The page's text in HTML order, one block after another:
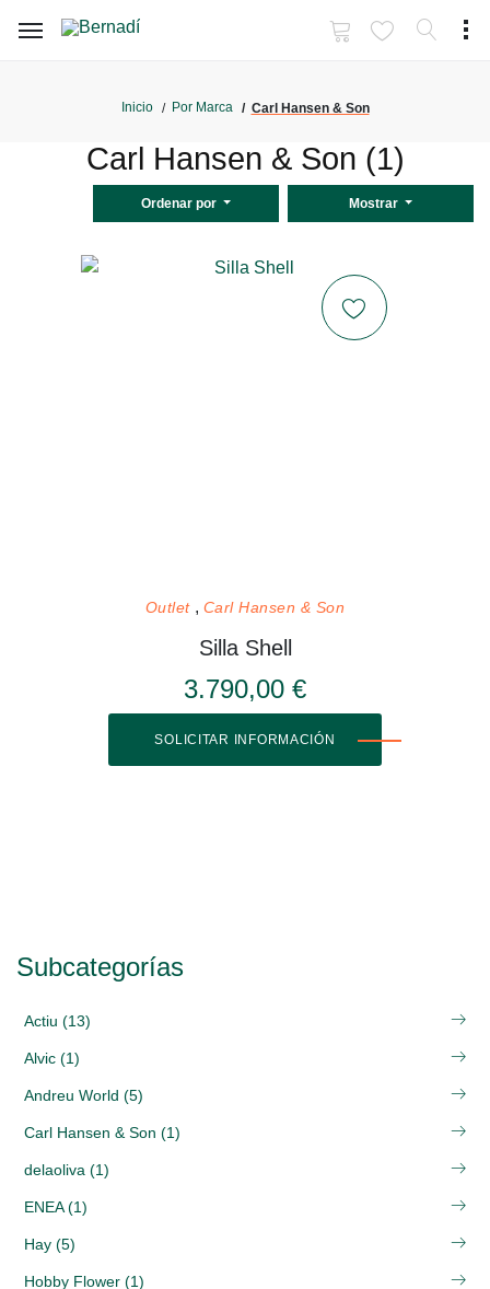
Inicio Por Marca Carl Hansen & Son
Carl Hansen & Son (1)
Ordenar por Mostrar
Outlet Carl Hansen & Son
Silla Shell
3.790,00 €
SOLICITAR INFORMACIÓN
Subcategorías
Actiu (13)
Alvic (1)
Andreu World (5)
Carl Hansen & Son (1)
delaoliva (1)
ENEA (1)
Hay (5)
Hobby Flower (1)